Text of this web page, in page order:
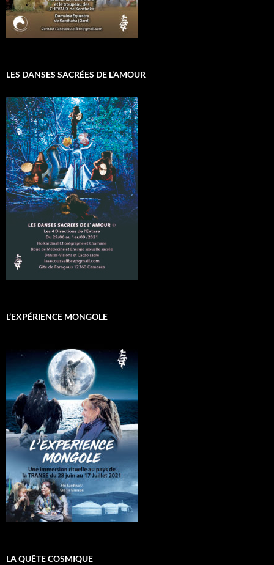
LES DANSES SACRÉES DE L’AMOUR
L’EXPÉRIENCE MONGOLE
LA QUÊTE COSMIQUE